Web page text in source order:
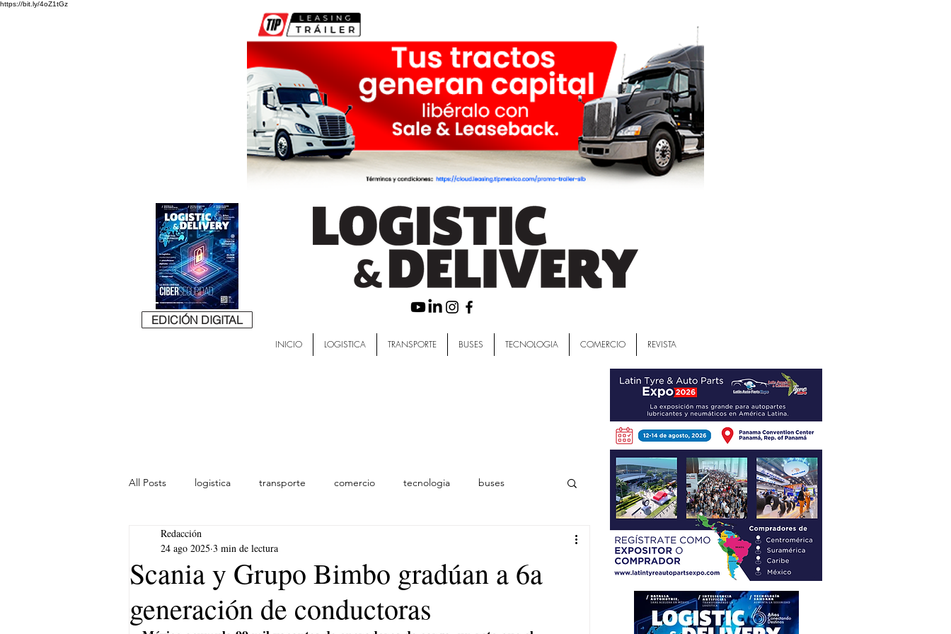
https://bit.ly/4oZ1tGz
EDICIÓN DIGITAL
INICIO LOGISTICA TRANSPORTE BUSES TECNOLOGIA COMERCIO REVISTA
All Posts logistica transporte comercio tecnologia buses
lideres
Scania y Grupo Bimbo gradúan a 6a
generación de conductoras
Redacción
24 ago 2025 3 min de lectura